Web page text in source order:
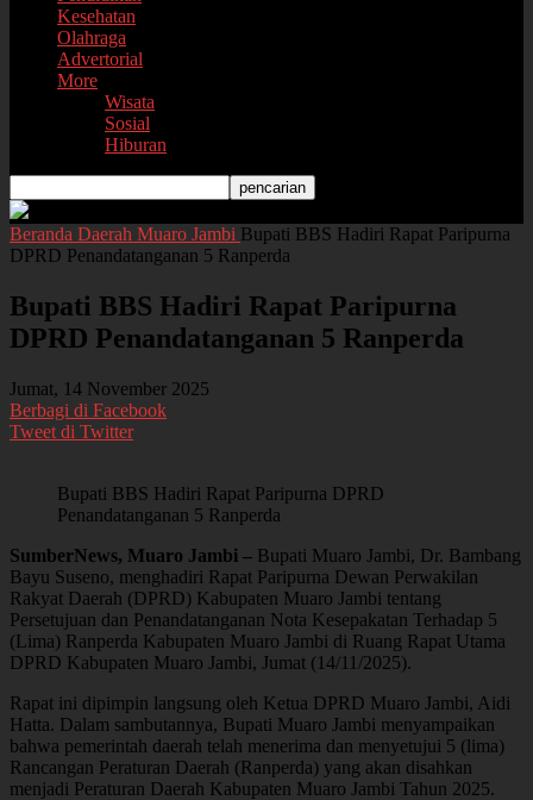
Kesehatan
Olahraga
Advertorial
More
Wisata
Sosial
Hiburan
Beranda Daerah Muaro Jambi Bupati BBS Hadiri Rapat Paripurna
DPRD Penandatanganan 5 Ranperda
Bupati BBS Hadiri Rapat Paripurna
DPRD Penandatanganan 5 Ranperda
Jumat, 14 November 2025
Berbagi di Facebook
Tweet di Twitter
Bupati BBS Hadiri Rapat Paripurna DPRD
Penandatanganan 5 Ranperda
SumberNews, Muaro Jambi – Bupati Muaro Jambi, Dr. Bambang
Bayu Suseno, menghadiri Rapat Paripurna Dewan Perwakilan
Rakyat Daerah (DPRD) Kabupaten Muaro Jambi tentang
Persetujuan dan Penandatanganan Nota Kesepakatan Terhadap 5
(Lima) Ranperda Kabupaten Muaro Jambi di Ruang Rapat Utama
DPRD Kabupaten Muaro Jambi, Jumat (14/11/2025).
Rapat ini dipimpin langsung oleh Ketua DPRD Muaro Jambi, Aidi
Hatta. Dalam sambutannya, Bupati Muaro Jambi menyampaikan
bahwa pemerintah daerah telah menerima dan menyetujui 5 (lima)
Rancangan Peraturan Daerah (Ranperda) yang akan disahkan
menjadi Peraturan Daerah Kabupaten Muaro Jambi Tahun 2025.